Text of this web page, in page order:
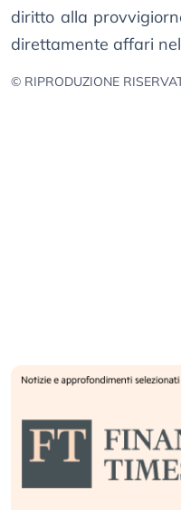
diritto alla
direttamente affari
© RIPRODUZIONE